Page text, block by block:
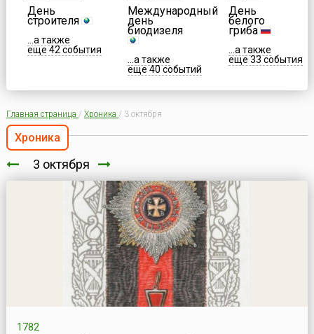
День
строителя
...а также
еще 42 события
Международный
день
биодизеля
...а также
еще 40 событий
День
белого
гриба
...а также
еще 33 события
Главная страница / Хроника / 3 октября
Хроника
3 октября
1782